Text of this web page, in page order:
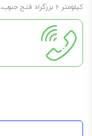
کیلومتر 6 بزرگراه فتح جنوب، جنب دفتر خدمات الکترونیک شهر، پلاک 588 و 600